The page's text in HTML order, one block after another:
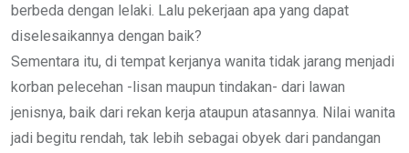
berbeda dengan lelaki. Lalu pekerjaan apa yang dapat
diselesaikannya dengan baik?
Sementara itu, di tempat kerjanya wanita tidak jarang menjadi
korban pelecehan -lisan maupun tindakan- dari lawan
jenisnya, baik dari rekan kerja ataupun atasannya. Nilai wanita
jadi begitu rendah, tak lebih sebagai obyek dari pandangan